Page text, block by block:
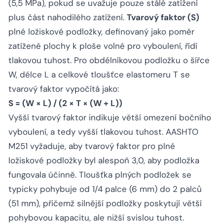
(5,5 MPa), pokud se uvažuje pouze stálé zatížení
plus část nahodilého zatížení. Tvarový faktor (S)
plné ložiskové podložky, definovaný jako poměr
zatížené plochy k ploše volné pro vyboulení, řídí
tlakovou tuhost. Pro obdélníkovou podložku o šířce
W, délce L a celkové tloušťce elastomeru T se
tvarový faktor vypočítá jako:
S = (W × L) / (2 × T × (W + L))
Vyšší tvarový faktor indikuje větší omezení bočního
vyboulení, a tedy vyšší tlakovou tuhost. AASHTO
M251 vyžaduje, aby tvarový faktor pro plné
ložiskové podložky byl alespoň 3,0, aby podložka
fungovala účinně. Tloušťka plných podložek se
typicky pohybuje od 1/4 palce (6 mm) do 2 palců
(51 mm), přičemž silnější podložky poskytují větší
pohybovou kapacitu, ale nižší svislou tuhost.